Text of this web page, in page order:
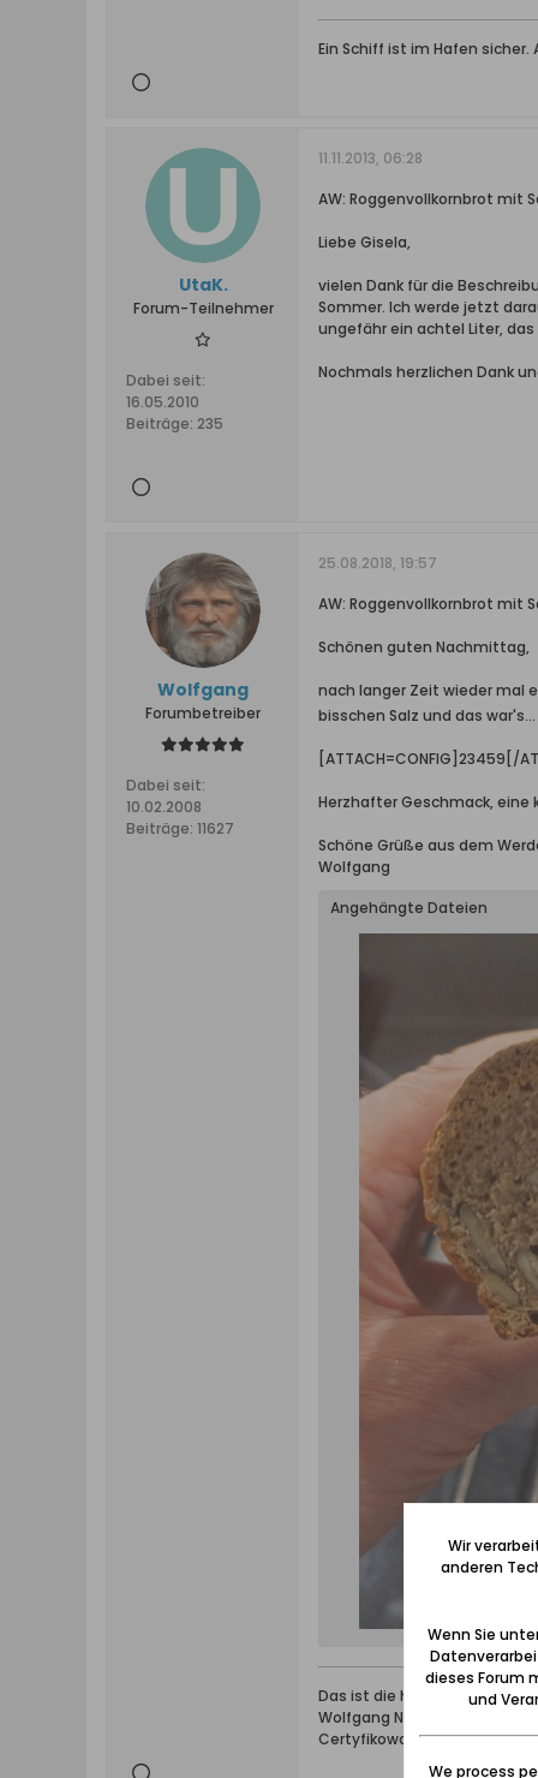
Ein Schiff ist im Hafen
UtaK.
Forum-Teilnehmer
Dabei seit:
16.05.2010
Beiträge: 235
11.11.2013, 06:28
AW: Roggenvollkornbrot mit
Liebe Gisela,
vielen Dank für die
Sommer. Ich werde jetzt
ungefähr ein achtel Liter,
Nochmals herzlichen Dank
Wolfgang
Forumbetreiber
Dabei seit:
10.02.2008
Beiträge: 11627
25.08.2018, 19:57
AW: Roggenvollkornbrot mit
Schönen guten Nachmittag,
nach langer Zeit wieder mal
bisschen Salz und das war's...
[ATTACH=CONFIG]23459[/
Herzhafter Geschmack, eine
Schöne Grüße aus dem
Wolfgang
Angehängte Dateien
Das ist die höchste aller
Wolfgang Naujocks:
Certyfikowany przewodnik i
Wir
anderen
Wenn Sie
dieses Forum
und
We process